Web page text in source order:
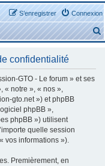
Connexion
S’enregistrer
e
confidentialité
GTO - Le forum » et ses
« notre », « nos »,
gto.net ») et phpBB
phpBB »,
phpBB ») utilisent
quelle session
vos informations »).
Premièrement, en